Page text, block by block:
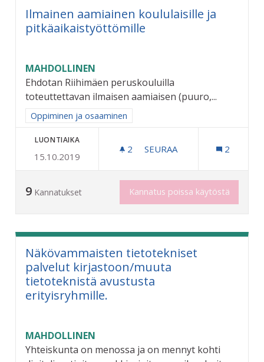
Ilmainen aamiainen koululaisille ja
pitkäaikaistyöttömille
MAHDOLLINEN
Ehdotan Riihimäen peruskouluilla
toteuttettavan ilmaisen aamiaisen (puuro,...
Rajaa tulokset aihepiirin mukaan: Oppiminen ja osaaminen
Oppiminen ja osaaminen
LUONTIAIKA
15.10.2019
2 2 SEURAAJAA
SEURAA 2
9 Kannatukset Kannatus poissa käytöstä
Näkövammaisten tietotekniset
palvelut kirjastoon/muuta
tietoteknistä avustusta
erityisryhmille.
MAHDOLLINEN
Yhteiskunta on menossa ja on mennyt kohti